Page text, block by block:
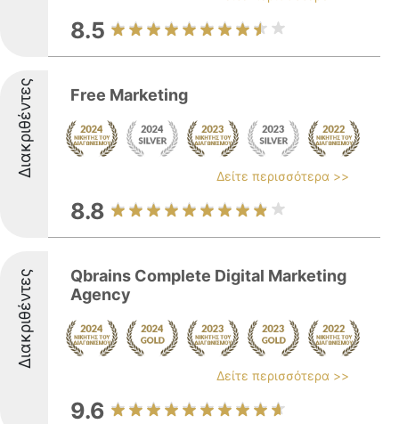
8.5
Διακριθέντες Free Marketing
Δείτε περισσότερα >>
8.8
Διακριθέντες
Qbrains Complete Digital Marketing
Agency
Δείτε περισσότερα >>
9.6